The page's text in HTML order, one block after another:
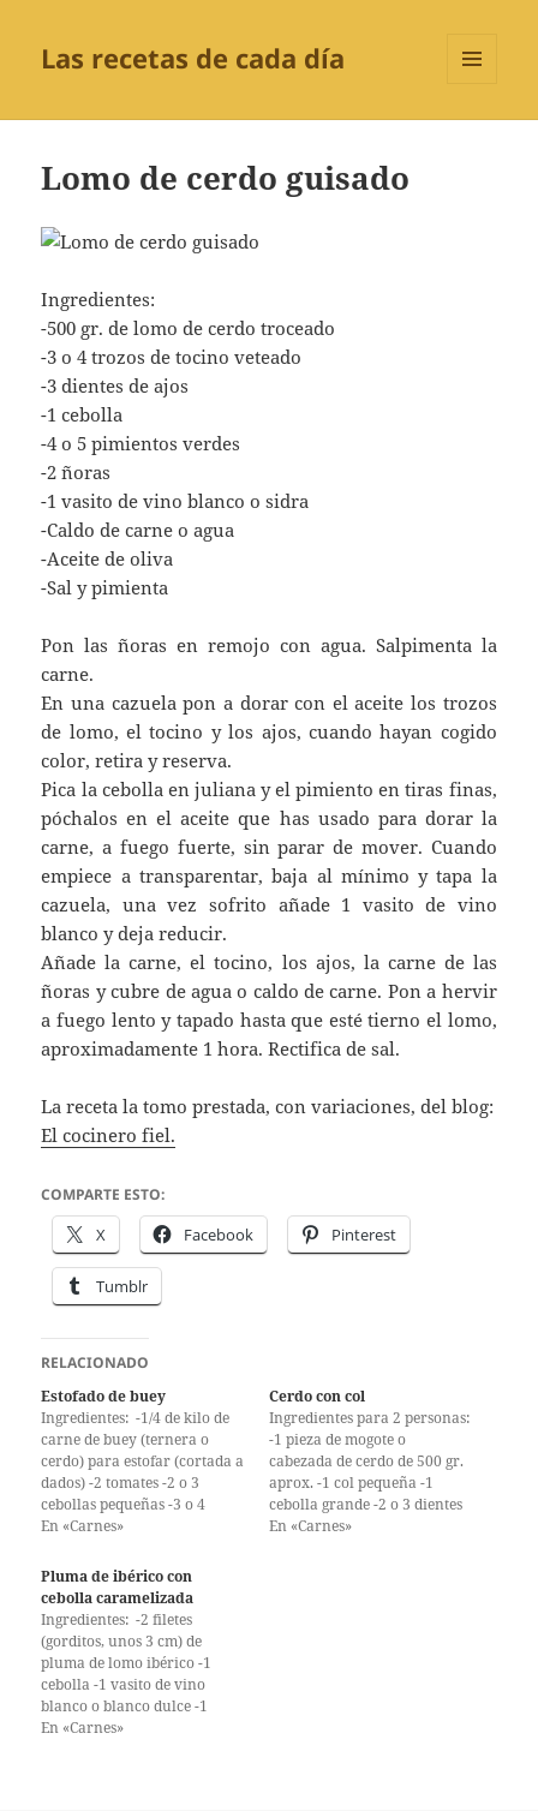
Las recetas de cada día
Lomo de cerdo guisado
Ingredientes:
-500 gr. de lomo de cerdo troceado
-3 o 4 trozos de tocino veteado
-3 dientes de ajos
-1 cebolla
-4 o 5 pimientos verdes
-2 ñoras
-1 vasito de vino blanco o sidra
-Caldo de carne o agua
-Aceite de oliva
-Sal y pimienta
Pon las ñoras en remojo con agua. Salpimenta la
carne.
En una cazuela pon a dorar con el aceite los trozos
de lomo, el tocino y los ajos, cuando hayan cogido
color, retira y reserva.
Pica la cebolla en juliana y el pimiento en tiras finas,
póchalos en el aceite que has usado para dorar la
carne, a fuego fuerte, sin parar de mover. Cuando
empiece a transparentar, baja al mínimo y tapa la
cazuela, una vez sofrito añade 1 vasito de vino
blanco y deja reducir.
Añade la carne, el tocino, los ajos, la carne de las
ñoras y cubre de agua o caldo de carne. Pon a hervir
a fuego lento y tapado hasta que esté tierno el lomo,
aproximadamente 1 hora. Rectifica de sal.
La receta la tomo prestada, con variaciones, del blog:
El cocinero fiel.
COMPARTE ESTO:
X Facebook Pinterest
Tumblr
RELACIONADO
Estofado de buey
Ingredientes: -1/4 de kilo de
carne de buey (ternera o
cerdo) para estofar (cortada a
dados) -2 tomates -2 o 3
cebollas pequeñas -3 o 4
dientes de ajo -1 hoja de
blanco -1 vaso de caldo de
carne o agua -Aceite de oliva
-Pimienta…
En «Carnes»
Cerdo con col
Ingredientes para 2 personas:
-1 pieza de mogote o
cabezada de cerdo de 500 gr.
aprox. -1 col pequeña -1
cebolla grande -2 o 3 dientes
de ajo -Perejil -1 vasito de
En «Carnes»
Pluma de ibérico con
cebolla caramelizada
Ingredientes: -2 filetes
(gorditos, unos 3 cm) de
pluma de lomo ibérico -1
cebolla -1 vasito de vino
blanco o blanco dulce -1
vasito de caldo de carne o
En «Carnes»